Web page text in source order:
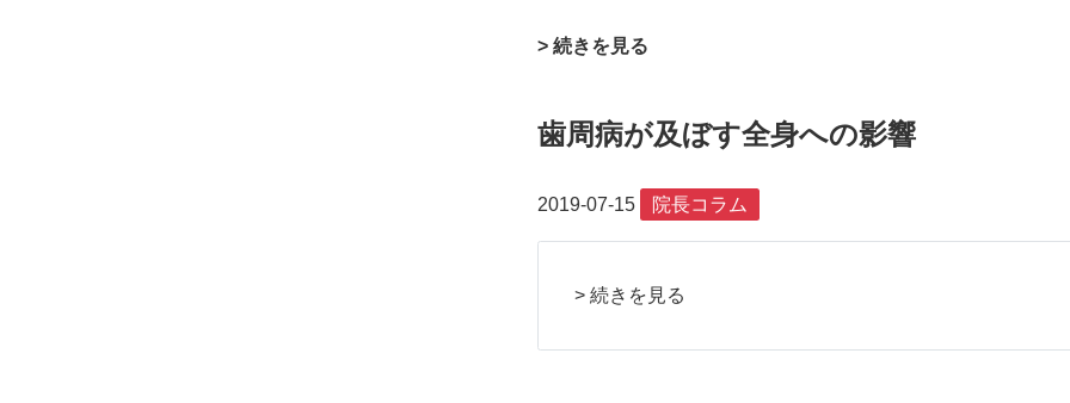
> 続きを見る
歯周病が及ぼす全身への影響
2019-07-15 院長コラム
> 続きを見る